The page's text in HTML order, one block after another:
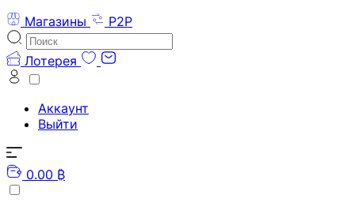
Магазины
P2P
Лотерея
Аккаунт
Выйти
0.00 ₿